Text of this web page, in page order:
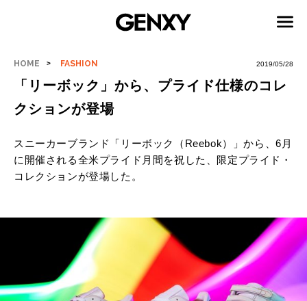
HOME FASHION 2019/05/28
「リーボック」から、プライド仕様のコレ
クションが登場
スニーカーブランド「リーボック（Reebok）」から、6月
に開催される全米プライド月間を祝した、限定プライド・
コレクションが登場した。